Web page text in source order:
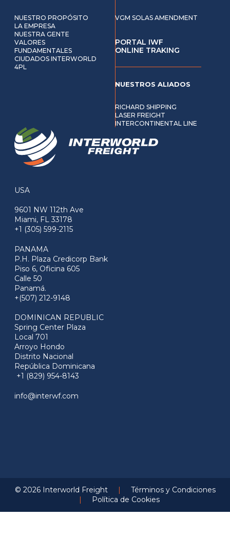
NUESTRO PROPÓSITO
LA EMPRESA
NUESTRA GENTE
VALORES
FUNDAMENTALES
CIUDADOS INTERWORLD
4PL
VGM SOLAS AMENDMENT
PORTAL IWF
ONLINE TRAKING
NUESTROS ALIADOS
RICHARD SHIPPING
LASER FREIGHT
INTERCONTINENTAL LINE
USA
9601 NW 112th Ave
Miami, FL 33178
+1 (305) 599-2115
PANAMA
P.H. Plaza Credicorp Bank
Piso 6, Oficina 605
Calle 50
Panamá.
+(507) 212-9148
DOMINICAN REPUBLIC
Spring Center Plaza
Local 701
Arroyo Hondo
Distrito Nacional
República Dominicana
+1 (829) 954-8143
info@interwf.com
© 2026 Interworld Freight |
Términos y Condiciones
|
Política de Cookies